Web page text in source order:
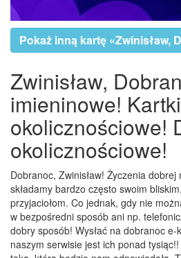
Pokaż inną kartę «Zwinisław,
Zwinisław,
imieninowe! Kartki
okolicznościowe!
okolicznościowe!
Dobranoc, Zwinisław! Życzenia
składamy bardzo często swoim
przyjaciołom. Co jednak, gdy nie
w bezpośredni sposób ani np.
dobry sposób! Wysłać na dobranoc
naszym serwisie jest ich ponad